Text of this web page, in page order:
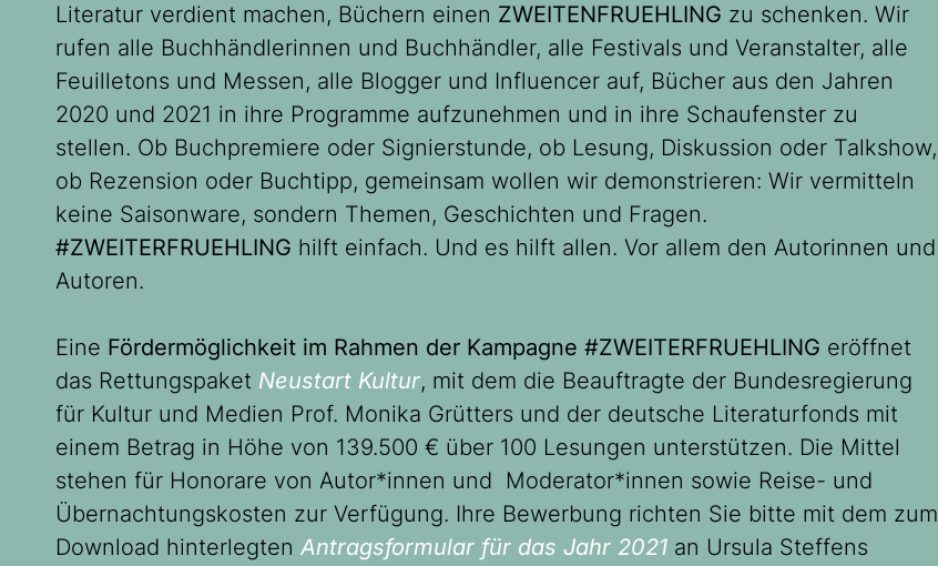
Literatur verdient machen, Büchern einen ZWEITENFRUEHLING zu schenken. Wir
rufen alle Buchhändlerinnen und Buchhändler, alle Festivals und Veranstalter, alle
Feuilletons und Messen, alle Blogger und Influencer auf, Bücher aus den Jahren
2020 und 2021 in ihre Programme aufzunehmen und in ihre Schaufenster zu
stellen. Ob Buchpremiere oder Signierstunde, ob Lesung, Diskussion oder Talkshow,
ob Rezension oder Buchtipp, gemeinsam wollen wir demonstrieren: Wir vermitteln
keine Saisonware, sondern Themen, Geschichten und Fragen.
#ZWEITERFRUEHLING hilft einfach. Und es hilft allen. Vor allem den Autorinnen und
Autoren.
Eine Fördermöglichkeit im Rahmen der Kampagne #ZWEITERFRUEHLING eröffnet
das Rettungspaket Neustart Kultur, mit dem die Beauftragte der Bundesregierung
für Kultur und Medien Prof. Monika Grütters und der deutsche Literaturfonds mit
einem Betrag in Höhe von 139.500 € über 100 Lesungen unterstützen. Die Mittel
stehen für Honorare von Autor*innen und Moderator*innen sowie Reise- und
Übernachtungskosten zur Verfügung. Ihre Bewerbung richten Sie bitte mit dem zum
Download hinterlegten Antragsformular für das Jahr 2021 an Ursula Steffens